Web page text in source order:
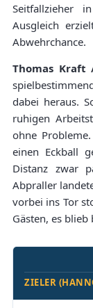
Seitfallzieher
Ausgleich
Abwehrchance.
Thomas Kraft
dabei heraus.
ruhigen
ohne
einen Eckball
Distanz zwar
Abpraller
vorbei ins Tor
Gästen, es
ZIELER